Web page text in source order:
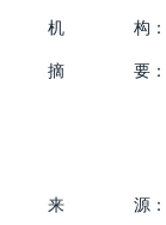
机
构：
摘
要：
来
源：